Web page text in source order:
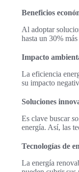
Beneficios
Al adoptar
hasta un 30%
Impacto
La eficiencia
su impacto
Soluciones
Es clave buscar
energía. Así, las
Tecnologías de
La energía